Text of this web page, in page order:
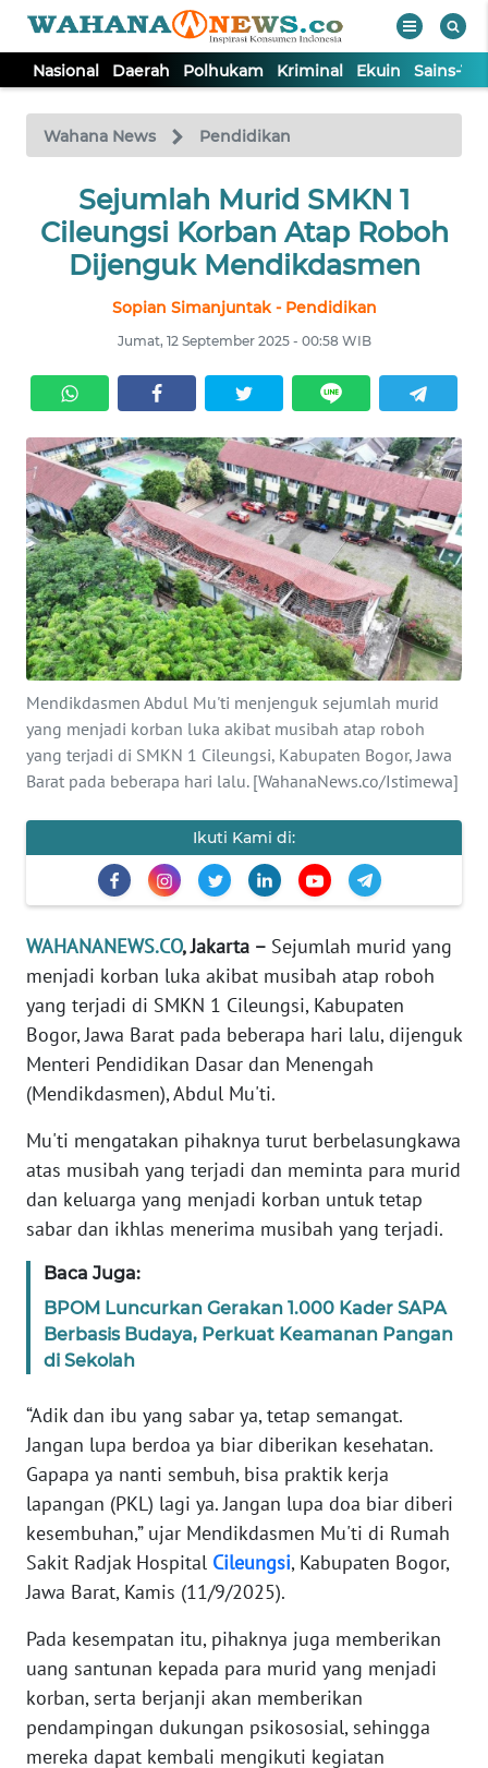
Nasional Daerah Polhukam Kriminal Ekuin Sains-
Wahana News Pendidikan
Sejumlah Murid SMKN 1
Cileungsi Korban Atap Roboh
Dijenguk Mendikdasmen
Sopian Simanjuntak - Pendidikan
Jumat, 12 September 2025 - 00:58 WIB
Mendikdasmen Abdul Mu'ti menjenguk sejumlah murid
yang menjadi korban luka akibat musibah atap roboh
yang terjadi di SMKN 1 Cileungsi, Kabupaten Bogor, Jawa
Barat pada beberapa hari lalu. [WahanaNews.co/Istimewa]
Ikuti Kami di:
WAHANANEWS.CO, Jakarta – Sejumlah murid yang
menjadi korban luka akibat musibah atap roboh
yang terjadi di SMKN 1 Cileungsi, Kabupaten
Bogor, Jawa Barat pada beberapa hari lalu, dijenguk
Menteri Pendidikan Dasar dan Menengah
(Mendikdasmen), Abdul Mu'ti.
Mu'ti mengatakan pihaknya turut berbelasungkawa
atas musibah yang terjadi dan meminta para murid
dan keluarga yang menjadi korban untuk tetap
sabar dan ikhlas menerima musibah yang terjadi.
Baca Juga:
BPOM Luncurkan Gerakan 1.000 Kader SAPA
Berbasis Budaya, Perkuat Keamanan Pangan
di Sekolah
“Adik dan ibu yang sabar ya, tetap semangat.
Jangan lupa berdoa ya biar diberikan kesehatan.
Gapapa ya nanti sembuh, bisa praktik kerja
lapangan (PKL) lagi ya. Jangan lupa doa biar diberi
kesembuhan,” ujar Mendikdasmen Mu'ti di Rumah
Sakit Radjak Hospital Cileungsi, Kabupaten Bogor,
Jawa Barat, Kamis (11/9/2025).
Pada kesempatan itu, pihaknya juga memberikan
uang santunan kepada para murid yang menjadi
korban, serta berjanji akan memberikan
pendampingan dukungan psikososial, sehingga
mereka dapat kembali mengikuti kegiatan
TV
Tutup
NASIONAL
DAERAH
POLHUKAM
KRIMINAL
EKUIN
SAINS-TEKNO
KESEHATAN
INTERNASIONAL
SERBA-SERBI
PENDIDIKAN
Informasi
INDEKS
BERITA
KAMI
INFO
IKLAN
TENTANG
KAMI
PEDOMAN
REDAKSI
KARIR
DISCLAIMER
Wahana
News
Regional
WN
SUMUT